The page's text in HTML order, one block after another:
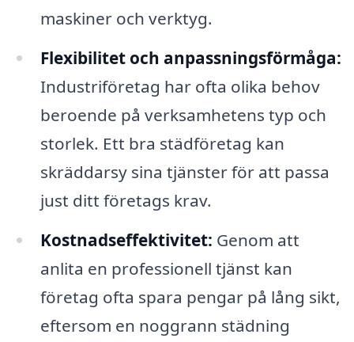
maskiner och verktyg.
Flexibilitet och anpassningsförmåga:
Industriföretag har ofta olika behov
beroende på verksamhetens typ och
storlek. Ett bra städföretag kan
skräddarsy sina tjänster för att passa
just ditt företags krav.
Kostnadseffektivitet: Genom att
anlita en professionell tjänst kan
företag ofta spara pengar på lång sikt,
eftersom en noggrann städning